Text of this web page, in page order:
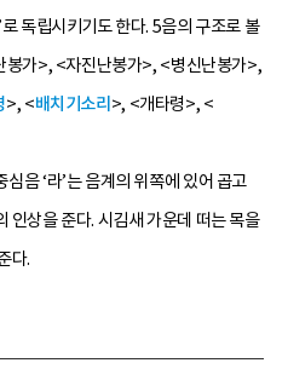
독립시키기도 한다. 5음의 구조로 볼
봉가>, <자진난봉가>, <병신난봉가>,
>, <배치기소리 >, <개타령>, <
음 ‘라’는 음계의 위쪽에 있어 곱고
인상을 준다. 시김새 가운데 떠는 목을
다.